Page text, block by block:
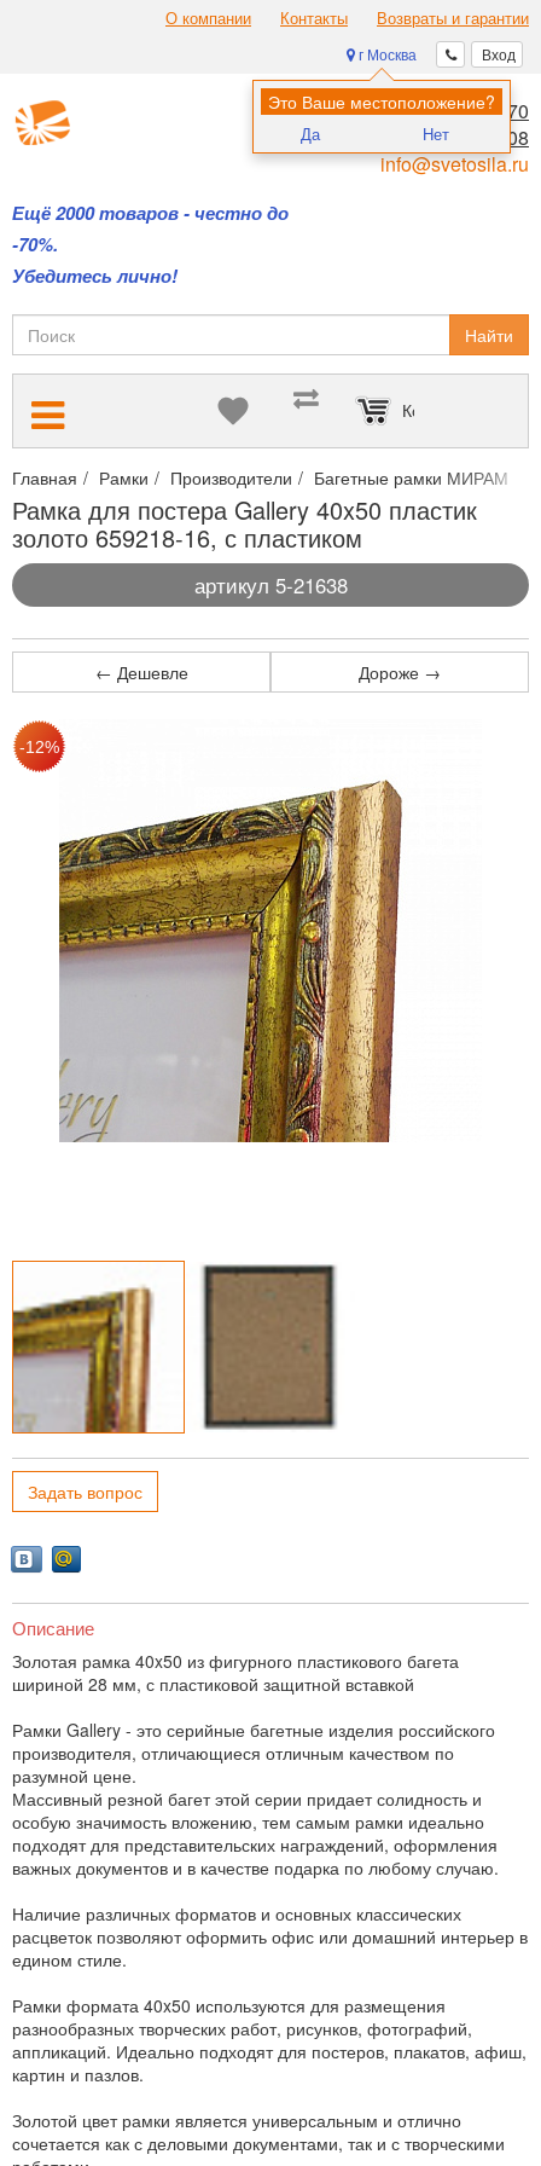
О компании Контакты Возвраты и гарантии
Вход
г Москва
Это Ваше местоположение?
Да Нет
Ещё 2000 товаров - честно до
-70%.
Убедитесь лично!
8 (495) 970-00-70
8 (800) 700-11-08
info@svetosila.ru
Найти
Корзина пуста
Главная Рамки Производители Багетные рамки МИРАМ
Рамка для постера Gallery 40x50 пластик
золото 659218-16, с пластиком
артикул 5-21638
← Дешевле Дороже →
Задать вопрос
Описание
Золотая рамка 40x50 из фигурного пластикового багета
шириной 28 мм, с пластиковой защитной вставкой
Рамки Gallery - это серийные багетные изделия российского
производителя, отличающиеся отличным качеством по
разумной цене.
Массивный резной багет этой серии придает солидность и
особую значимость вложению, тем самым рамки идеально
подходят для представительских награждений, оформления
важных документов и в качестве подарка по любому случаю.
Наличие различных форматов и основных классических
расцветок позволяют оформить офис или домашний интерьер в
едином стиле.
Рамки формата 40x50 используются для размещения
разнообразных творческих работ, рисунков, фотографий,
аппликаций. Идеально подходят для постеров, плакатов, афиш,
картин и пазлов.
Золотой цвет рамки является универсальным и отлично
сочетается как с деловыми документами, так и с творческими